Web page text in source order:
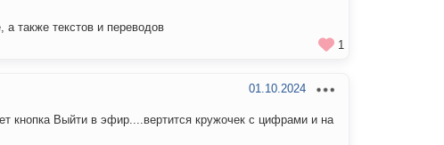
также текстов и переводов
1
01.10.2024
кнопка Выйти в эфир....вертится кружочек с цифрами и на